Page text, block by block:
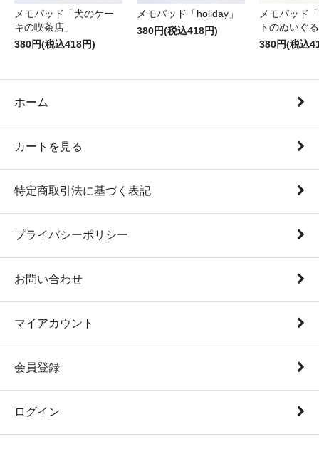
メモパッド「犬のケー
キの喫茶店」
380円(税込418円)
メモパッド「holiday」
380円(税込418円)
メモパッド
トのぬいぐ
380円(税込
ホーム
カートを見る
特定商取引法に基づく表記
プライバシーポリシー
お問い合わせ
マイアカウント
会員登録
ログイン